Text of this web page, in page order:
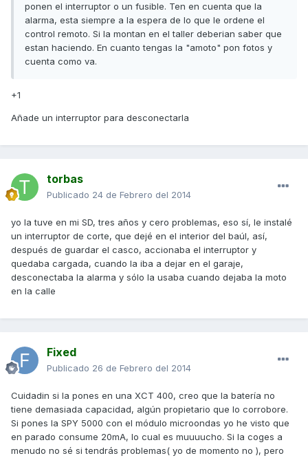
ponen el interruptor o un fusible. Ten en cuenta que la
alarma, esta siempre a la espera de lo que le ordene el
control remoto. Si la montan en el taller deberian saber que
estan haciendo. En cuanto tengas la "amoto" pon fotos y
cuenta como va.
+1
Añade un interruptor para desconectarla
torbas
Publicado 24 de Febrero del 2014
yo la tuve en mi SD, tres años y cero problemas, eso sí, le instalé
un interruptor de corte, que dejé en el interior del baúl, así,
después de guardar el casco, accionaba el interruptor y
quedaba cargada, cuando la iba a dejar en el garaje,
desconectaba la alarma y sólo la usaba cuando dejaba la moto
en la calle
Fixed
Publicado 26 de Febrero del 2014
Cuidadin si la pones en una XCT 400, creo que la batería no
tiene demasiada capacidad, algún propietario que lo corrobore.
Si pones la SPY 5000 con el módulo microondas yo he visto que
en parado consume 20mA, lo cual es muuuucho. Si la coges a
menudo no sé si tendrás problemas( yo de momento no ), pero